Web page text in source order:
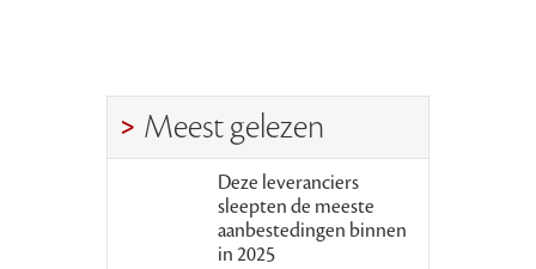
Meest gelezen
Deze leveranciers
sleepten de meeste
aanbestedingen binnen
in 2025